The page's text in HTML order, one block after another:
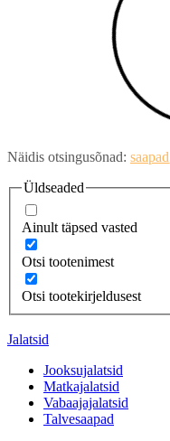
Näidis otsingusõnad: saapad
Üldseaded
Ainult täpsed vasted
Otsi tootenimest
Otsi tootekirjeldusest
Jalatsid
Jooksujalatsid
Matkajalatsid
Vabaajajalatsid
Talvesaapad